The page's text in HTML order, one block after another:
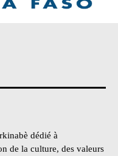
dédié à
de la culture, des valeurs